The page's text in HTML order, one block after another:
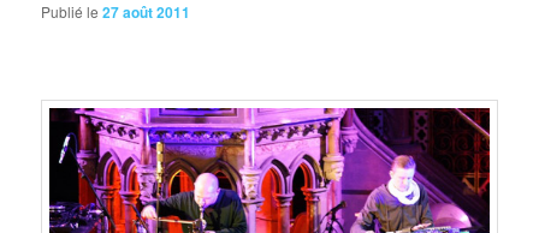
Publié le27 août 2011